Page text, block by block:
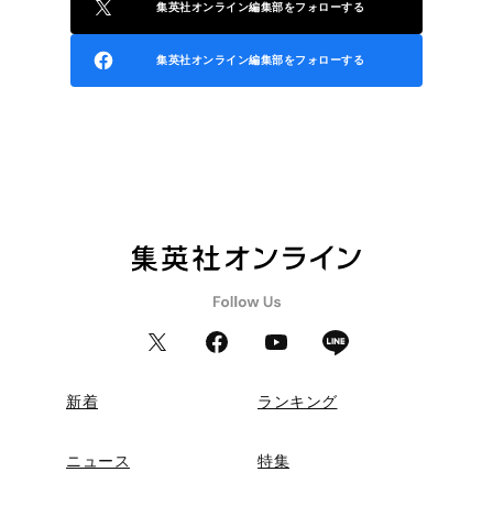
集英社オンライン編集部をフォローする
集英社オンライン編集部をフォローする
新着 ランキング
ニュース 特集